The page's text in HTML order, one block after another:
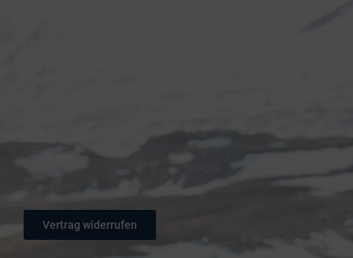
Vertrag widerrufen
Steigbügelhalter